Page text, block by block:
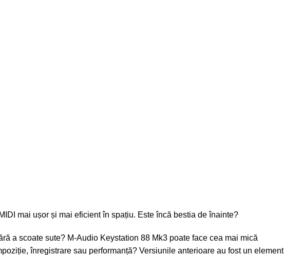
mai ușor și mai eficient în spațiu. Este încă bestia de înainte?
a scoate sute? M-Audio Keystation 88 Mk3 poate face cea mai mică
înregistrare sau performanță? Versiunile anterioare au fost un element